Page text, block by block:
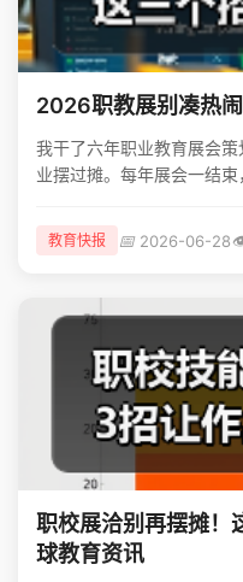
2026职教展别凑热
我干了六年职业教育展会
业摆过摊。每年展会一结
教育快报 📅2026-06-28
职校展洽别再摆摊！
球教育资讯